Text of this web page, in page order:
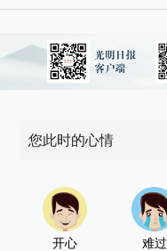
您此时的心情
开心 难过